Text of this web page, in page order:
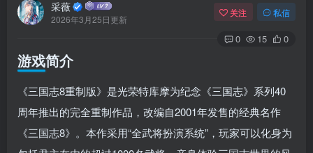
采薇
2026年3月25日更新
关注 私信
0 15 0
游戏简介
《三国志8重制版》是光荣特库摩为纪念《三国志》系列40
周年推出的完全重制作品，改编自2001年发售的经典名作
《三国志8》。本作采用“全武将扮演系统”，玩家可以化身为